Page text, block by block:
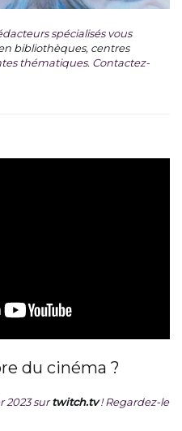
spécialisés vous
bibliothèques, centres
thématiques. Contactez-
du cinéma ?
2023 surtwitch.tv ! Regardez-le